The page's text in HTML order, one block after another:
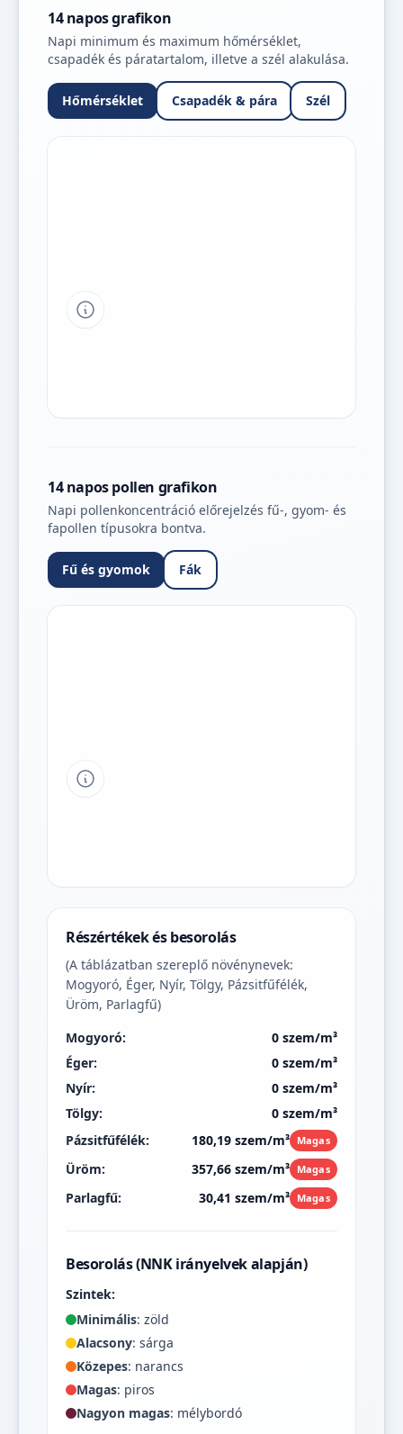
14 napos grafikon
Napi minimum és maximum hőmérséklet,
csapadék és páratartalom, illetve a szél alakulása.
Hőmérséklet Csapadék & pára Szél
Tipp a grafikon jelmagyarázatához
14 napos pollen grafikon
Napi pollenkoncentráció előrejelzés fű-, gyom- és
fapollen típusokra bontva.
Fű és gyomok Fák
Tipp a grafikon jelmagyarázatához
Részértékek és besorolás
(A táblázatban szereplő növénynevek:
Mogyoró, Éger, Nyír, Tölgy, Pázsitfűfélék,
Üröm, Parlagfű)
Mogyoró:
0 szem/m³
Éger:
0 szem/m³
Nyír:
0 szem/m³
Tölgy:
0 szem/m³
Pázsitfűfélék:
180,19 szem/m³ Magas
Üröm: 357,66 szem/m³ Magas
Parlagfű: 30,41 szem/m³ Magas
Besorolás (NNK irányelvek alapján)
Szintek:
Minimális: zöld
Alacsony: sárga
Közepes: narancs
Magas: piros
Nagyon magas: mélybordó